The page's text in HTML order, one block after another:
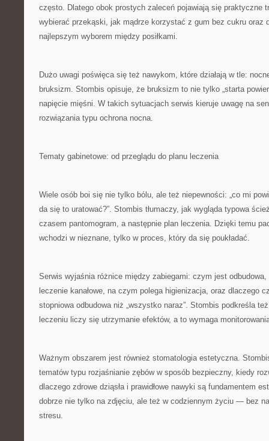
często. Dlatego obok prostych zaleceń pojawiają się praktyczne
wybierać przekąski, jak mądrze korzystać z gum bez cukru oraz
najlepszym wyborem między posiłkami.
Dużo uwagi poświęca się też nawykom, które działają w tle:
bruksizm. Stombis opisuje, że bruksizm to nie tylko „starta
napięcie mięśni. W takich sytuacjach serwis kieruje uwagę na
rozwiązania typu ochrona nocna.
Tematy gabinetowe: od przeglądu do planu leczenia
Wiele osób boi się nie tylko bólu, ale też niepewności: „co mi
da się to uratować?”. Stombis tłumaczy, jak wygląda typowa
czasem pantomogram, a następnie plan leczenia. Dzięki temu
wchodzi w nieznane, tylko w proces, który da się poukładać.
Serwis wyjaśnia różnice między zabiegami: czym jest
leczenie kanałowe, na czym polega higienizacja, oraz dlaczego
stopniowa odbudowa niż „wszystko naraz”. Stombis podkreśla
leczeniu liczy się utrzymanie efektów, a to wymaga
Ważnym obszarem jest również stomatologia estetyczna.
tematów typu rozjaśnianie zębów w sposób bezpieczny, kiedy
dlaczego zdrowe dziąsła i prawidłowe nawyki są fundamentem
dobrze nie tylko na zdjęciu, ale też w codziennym życiu — bez
stresu.